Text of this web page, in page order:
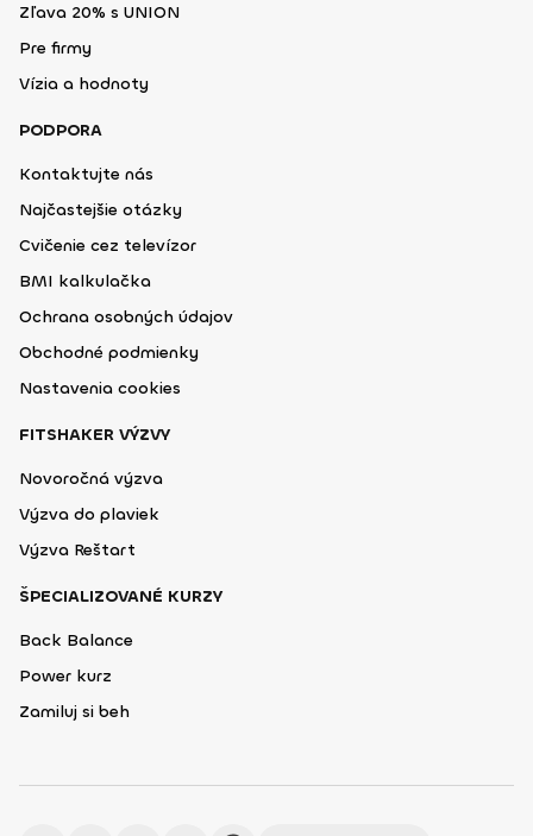
Zľava 20% s UNION
Pre firmy
Vízia a hodnoty
PODPORA
Kontaktujte nás
Najčastejšie otázky
Cvičenie cez televízor
BMI kalkulačka
Ochrana osobných údajov
Obchodné podmienky
Nastavenia cookies
FITSHAKER VÝZVY
Novoročná výzva
Výzva do plaviek
Výzva Reštart
ŠPECIALIZOVANÉ KURZY
Back Balance
Power kurz
Zamiluj si beh